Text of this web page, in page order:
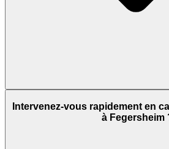
Intervenez-vous rapidement en
à Fegersheim